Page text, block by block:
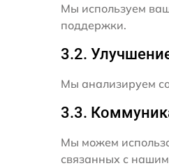
Мы используем
поддержки.
3.2.
Мы анализируем
3.3.
Мы можем
связанных с